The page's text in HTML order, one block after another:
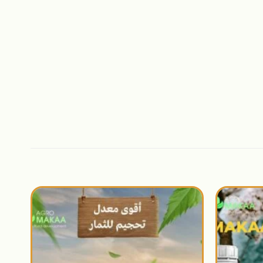
اضافة
الى
المنتجات
اضافة